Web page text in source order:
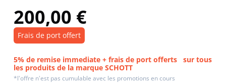
200,00 €
Frais de port offert
5% de remise immediate + frais de port offerts sur tous
les produits de la marque SCHOTT
*l'offre n'est pas cumulable avec les promotions en cours